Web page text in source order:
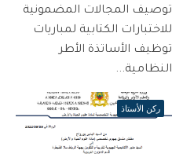
​توصيف المجالات المضمونية
للاختبارات الكتابية لمباريات
توظيف الأساتذة الأطر
النظامية...
ركن الأستاذ